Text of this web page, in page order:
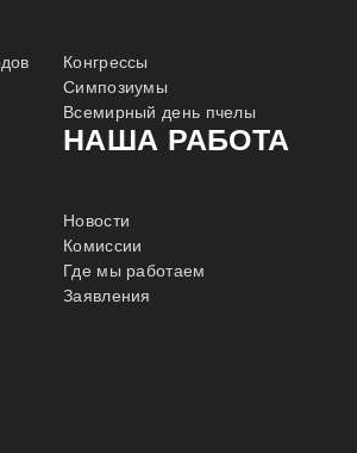
Конгрессы
Симпозиумы
Всемирный день пчелы
НАША РАБОТА
Новости
Комиссии
Где мы работаем
Заявления